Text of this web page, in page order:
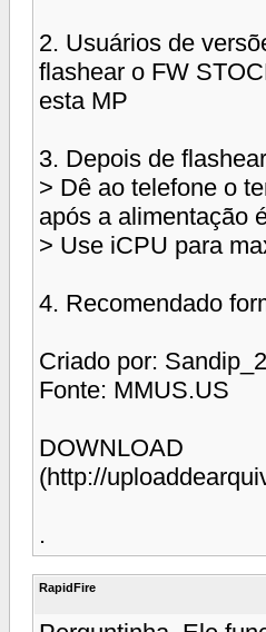
2. Usuários de
flashear o FW
esta MP
3. Depois de
> Dê ao telefone o
após a alimentação
> Use iCPU para
4. Recomendado
Criado por:
Fonte: MMUS.US
DOWNLOAD
(http://
.
RapidFire